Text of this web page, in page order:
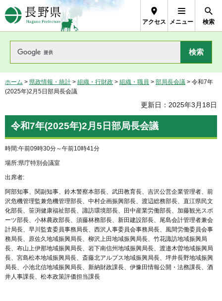
長野県Nagano Prefecture
アクセス メニュー 検索
ホーム > 県政情報・統計 > 組織・行財政 > 組織・職員 > 部局長会議 > 令和7年
(2025年)2月5日部局長会議
更新日：2025年3月18日
令和7年(2025年)2月5日部局長会議
時間:午前09時30分～午前10時41分
場所:県庁特別会議室
出席者:
阿部知事、関副知事、鈴木警察本部長、武田教育長、吉沢公営企業管理者、前
沢危機管理監兼危機管理部長、中村企画振興部長、渡辺総務部長、直江県民文
化部長、笹渕健康福祉部長、諏訪環境部長、田中産業労働部長、加藤観光スポ
ーツ部長、小林農政部長、須藤林務部長、新田建設部長、尾島会計管理者兼会
計局長、早川監査委員事務局長、西沢人事委員会事務局長、風間労働委員会事
務局長、原佐久地域振興局長、柳沢上田地域振興局長、竹花諏訪地域振興局
長、布山上伊那地域振興局長、岩下南信州地域振興局長、渡邉木曽地域振興局
長、宮島松本地域振興局長、斎藤北アルプス地域振興局長、坪井長野地域振興
局長、小池北信地域振興局長、新納財政課長、伊豫田情報公開・法務課長、酒
井人事課長、松本政策評価担当課長